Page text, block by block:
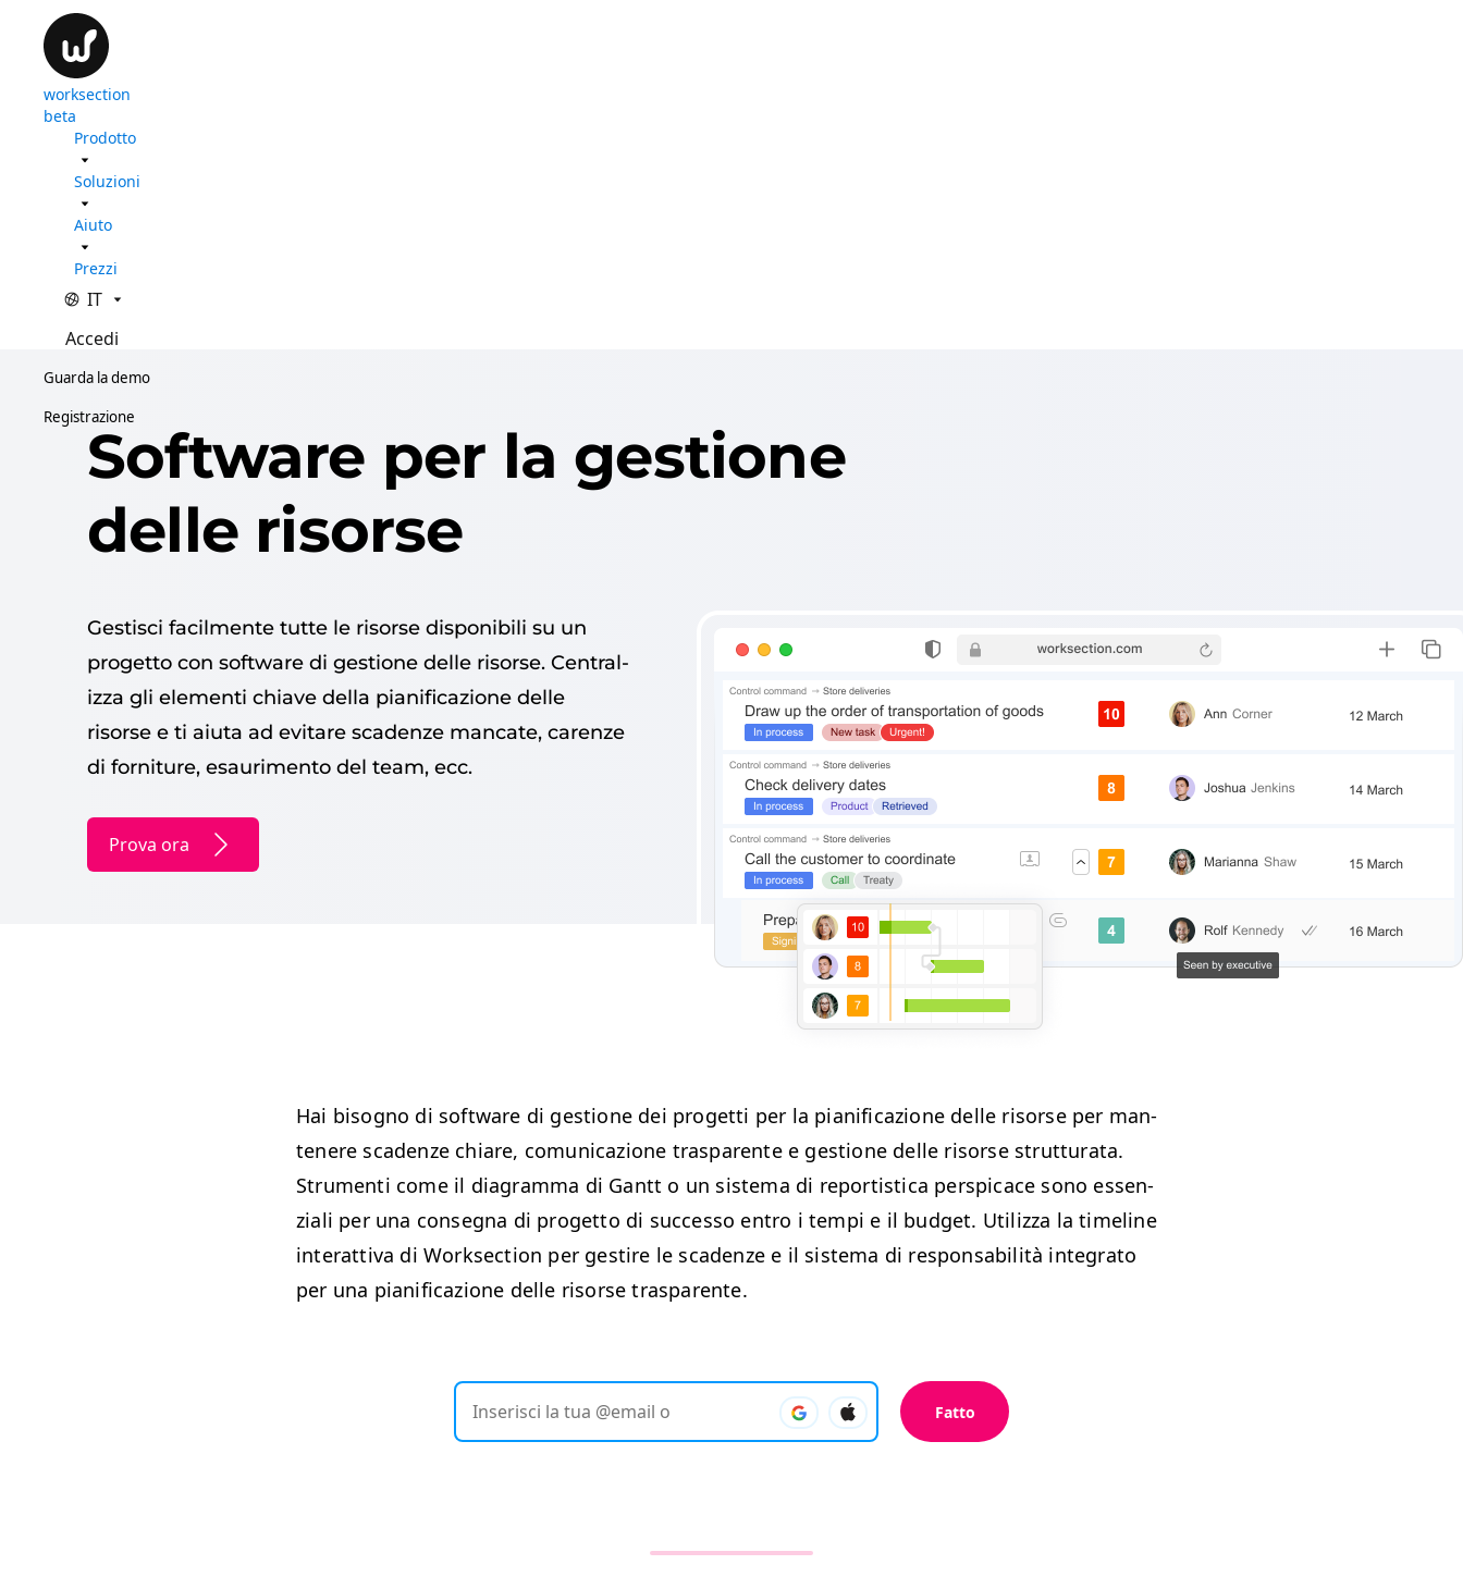
worksection
beta
Prodotto
Soluzioni
Aiuto
Prezzi
IT
Accedi
Guarda la demo
Registrazione
Software per la gestione
delle risorse
Gestis­ci facil­mente tutte le risorse disponi­bili su un
prog­et­to con soft­ware di ges­tione delle risorse. Cen­tral­
iz­za gli ele­men­ti chi­ave del­la piani­fi­cazione delle
risorse e ti aiu­ta ad evitare sca­den­ze man­cate, caren­ze
di for­ni­ture, esauri­men­to del team, ecc.
Prova ora
Hai bisog­no di soft­ware di ges­tione dei prog­et­ti per la piani­fi­cazione delle risorse per man­
tenere sca­den­ze chiare, comu­ni­cazione traspar­ente e ges­tione delle risorse strut­tura­ta.
Stru­men­ti come il dia­gram­ma di Gantt o un sis­tema di repor­tis­ti­ca per­spi­cace sono essen­
ziali per una con­seg­na di prog­et­to di suc­ces­so entro i tem­pi e il bud­get. Uti­liz­za la time­line
inter­at­ti­va di Work­sec­tion per gestire le sca­den­ze e il sis­tema di respon­s­abil­ità inte­gra­to
per una piani­fi­cazione delle risorse trasparente.
Fatto